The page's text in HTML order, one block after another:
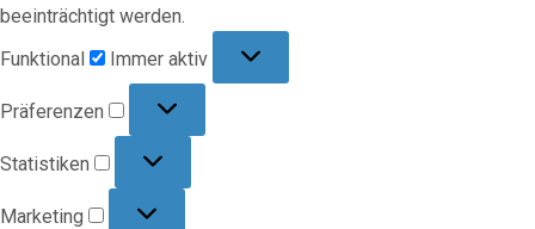
beeinträchtigt werden.
Funktional
Immer aktiv
Präferenzen
Statistiken
Marketing